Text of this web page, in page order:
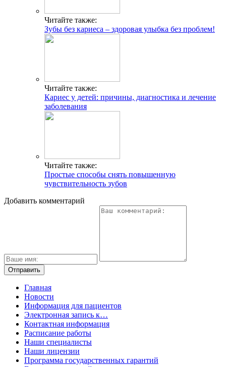
Читайте также:
Зубы без кариеса – здоровая улыбка без проблем!
Читайте также:
Кариес у детей: причины, диагностика и лечение
заболевания
Читайте также:
Простые способы снять повышенную
чувствительность зубов
Добавить комментарий
Главная
Новости
Информация для пациентов
Электронная запись к…
Контактная информация
Расписание работы
Наши специалисты
Наши лицензии
Программа государственных гарантий